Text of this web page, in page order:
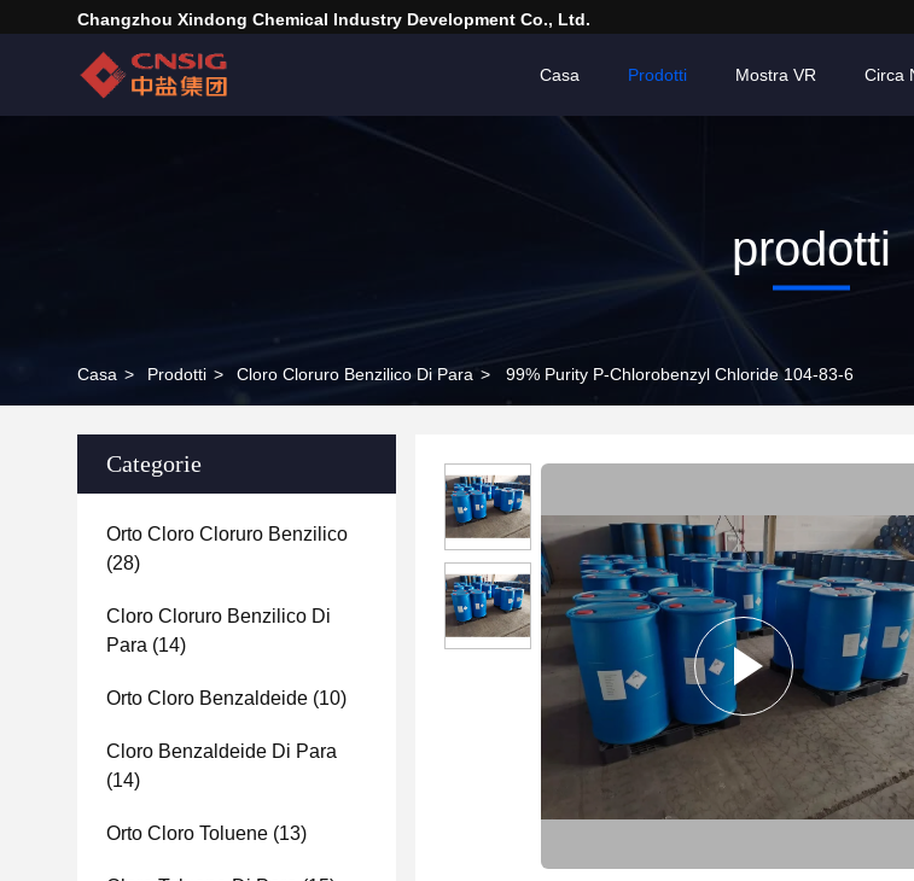
Changzhou Xindong Chemical Industry Development Co., Ltd.
Casa Prodotti Mostra VR Circa
prodotti
Casa > Prodotti > Cloro Cloruro Benzilico Di Para > 99% Purity P-Chlorobenzyl Chloride 104-83-6
Categorie
Orto Cloro Cloruro Benzilico
(28)
Cloro Cloruro Benzilico Di
Para (14)
Orto Cloro Benzaldeide (10)
Cloro Benzaldeide Di Para
(14)
Orto Cloro Toluene (13)